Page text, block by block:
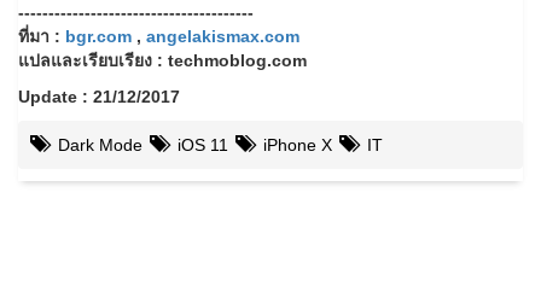
---------------------------------------
ที่มา : bgr.com , angelakismax.com
แปลและเรียบเรียง : techmoblog.com
Update : 21/12/2017
Dark Mode iOS 11 iPhone X IT